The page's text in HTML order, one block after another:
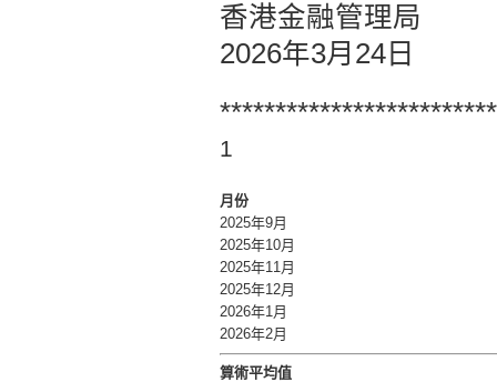
香港金融管理局
2026年3月24日
1
月份
2025年9月
2025年10月
2025年11月
2025年12月
2026年1月
2026年2月
算術平均值